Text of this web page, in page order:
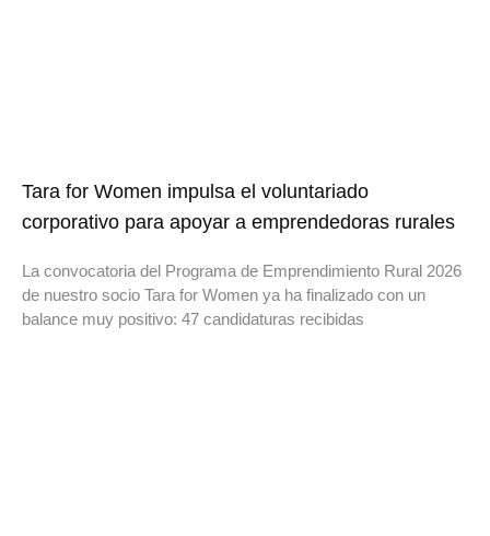
Tara for Women impulsa el voluntariado
corporativo para apoyar a emprendedoras rurales
La convocatoria del Programa de Emprendimiento Rural 2026
de nuestro socio Tara for Women ya ha finalizado con un
balance muy positivo: 47 candidaturas recibidas